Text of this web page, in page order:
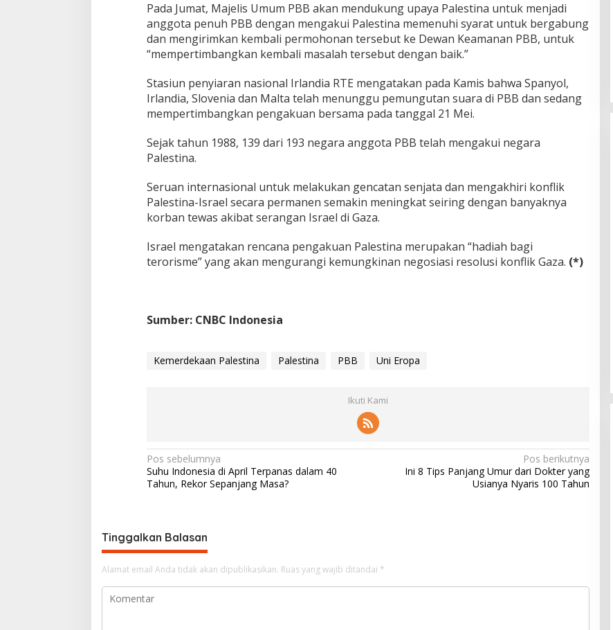
Pada Jumat, Majelis Umum PBB akan mendukung upaya Palestina untuk menjadi
anggota penuh PBB dengan mengakui Palestina memenuhi syarat untuk bergabung
dan mengirimkan kembali permohonan tersebut ke Dewan Keamanan PBB, untuk
“mempertimbangkan kembali masalah tersebut dengan baik.”
Stasiun penyiaran nasional Irlandia RTE mengatakan pada Kamis bahwa Spanyol,
Irlandia, Slovenia dan Malta telah menunggu pemungutan suara di PBB dan sedang
mempertimbangkan pengakuan bersama pada tanggal 21 Mei.
Sejak tahun 1988, 139 dari 193 negara anggota PBB telah mengakui negara
Palestina.
Seruan internasional untuk melakukan gencatan senjata dan mengakhiri konflik
Palestina-Israel secara permanen semakin meningkat seiring dengan banyaknya
korban tewas akibat serangan Israel di Gaza.
Israel mengatakan rencana pengakuan Palestina merupakan “hadiah bagi
terorisme” yang akan mengurangi kemungkinan negosiasi resolusi konflik Gaza. (*)
Sumber: CNBC Indonesia
Kemerdekaan Palestina Palestina PBB Uni Eropa
Ikuti Kami
N
a
g
a
s
i
Pos sebelumnya
Suhu Indonesia di April Terpanas dalam 40
Tahun, Rekor Sepanjang Masa?
Pos berikutnya
Ini 8 Tips Panjang Umur dari Dokter yang
Usianya Nyaris 100 Tahun
Tinggalkan Balasan
Alamat email Anda tidak akan dipublikasikan. Ruas yang wajib ditandai *